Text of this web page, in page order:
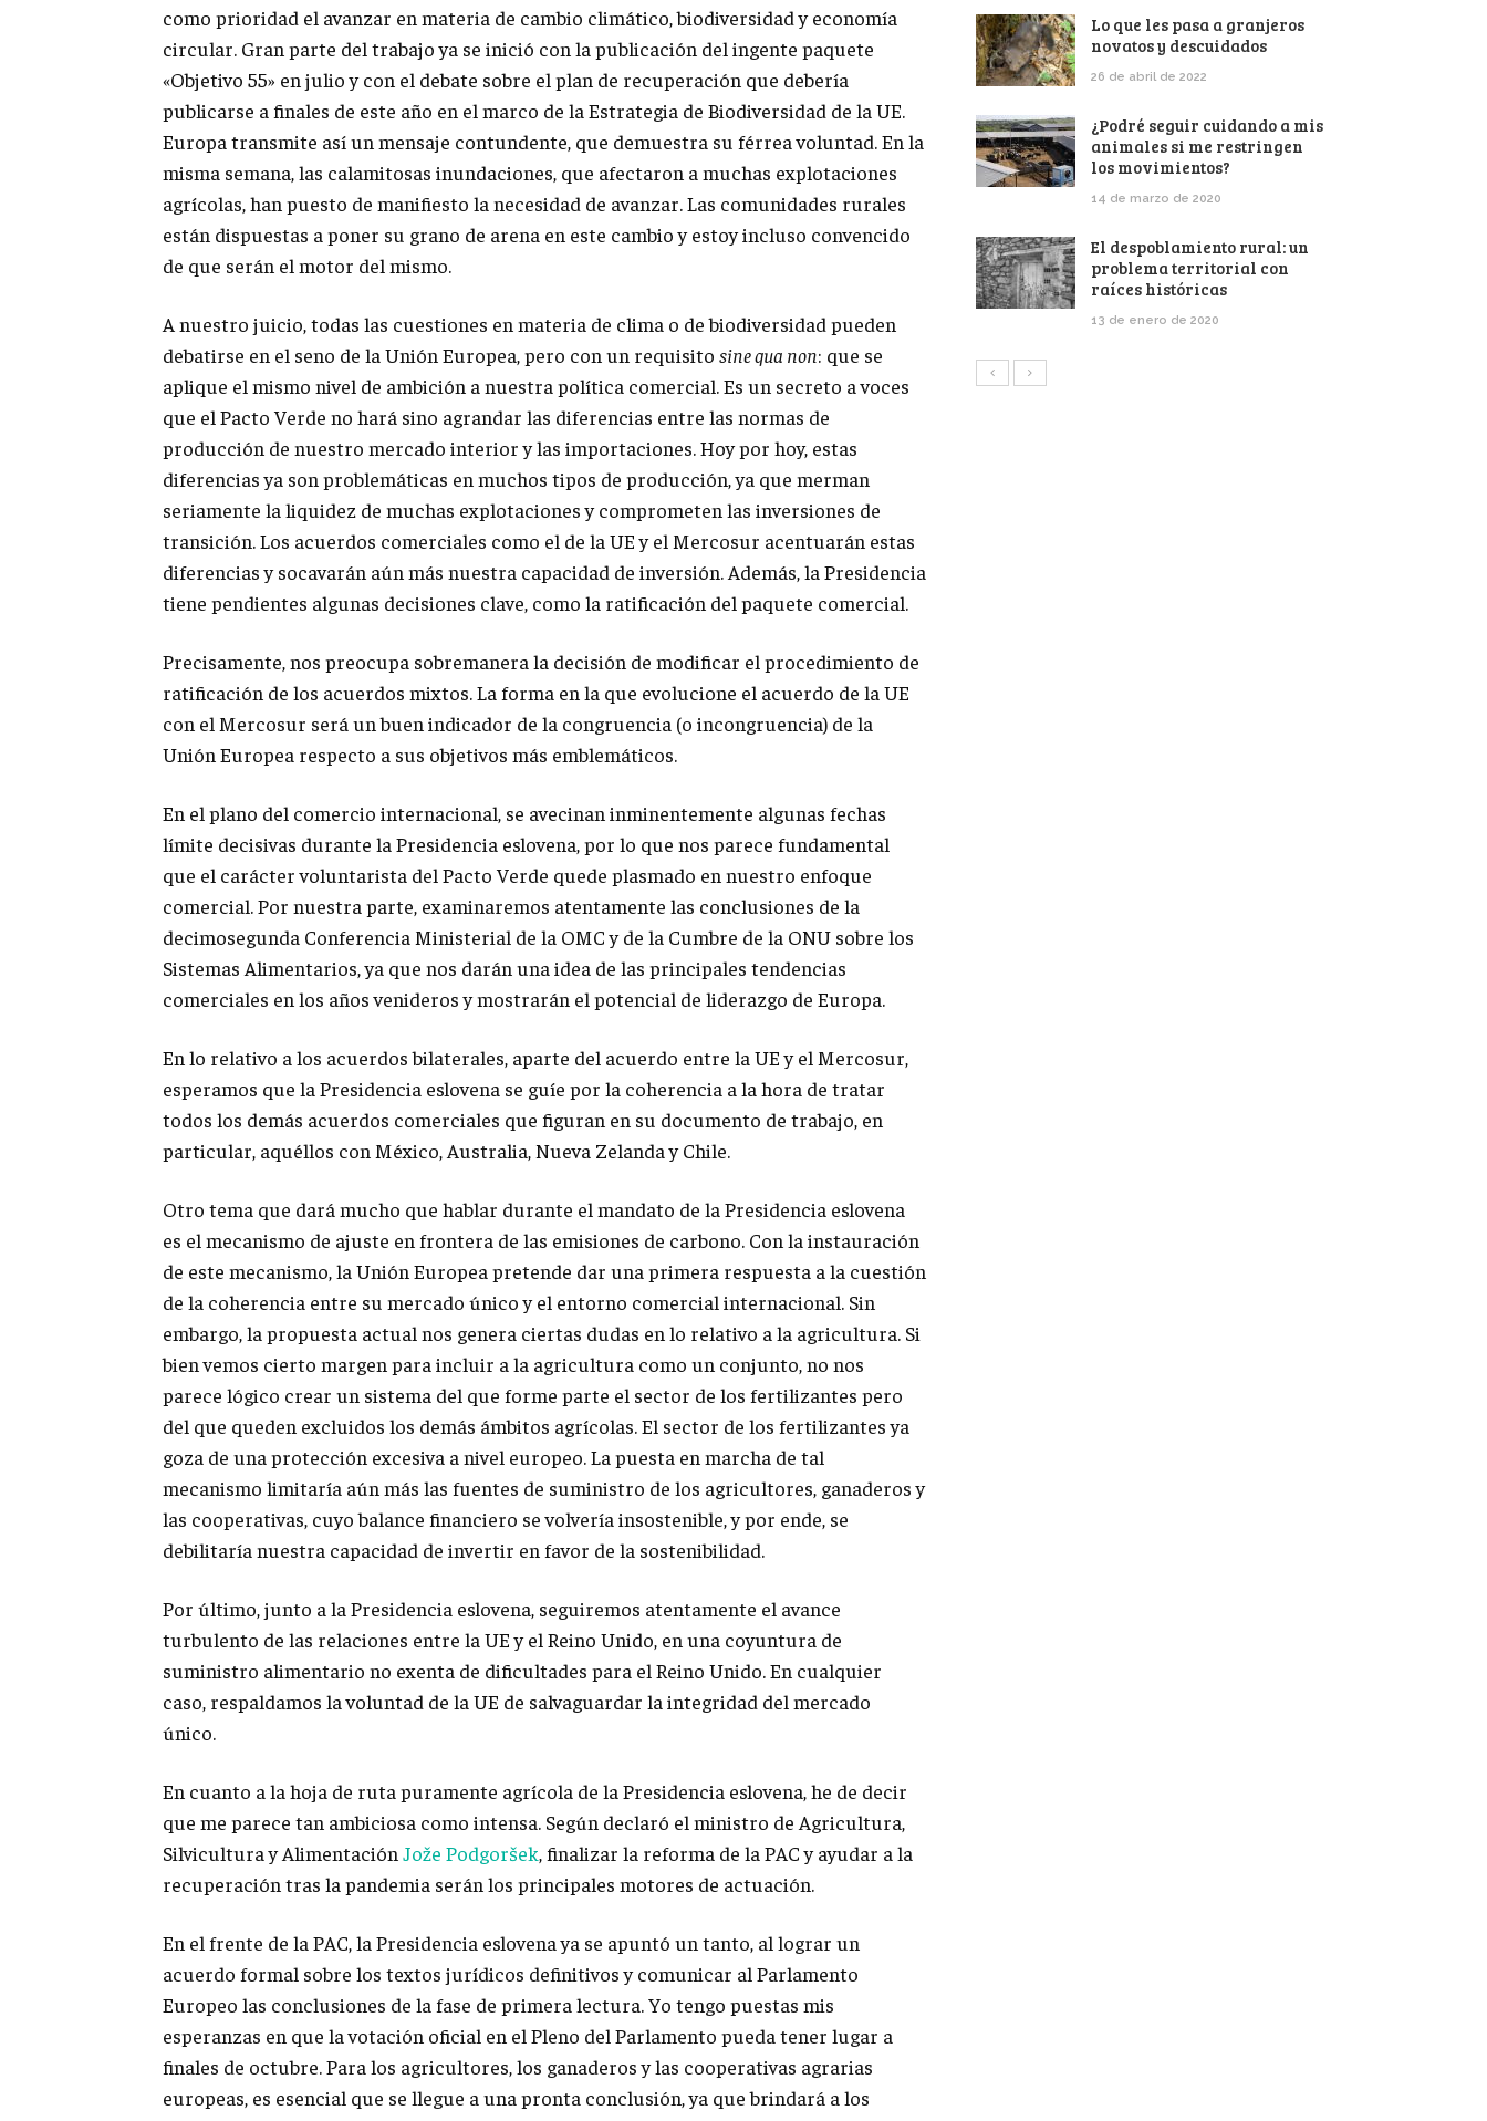
como prioridad el avanzar en materia de cambio climático, biodiversidad y economía
circular. Gran parte del trabajo ya se inició con la publicación del ingente paquete
«Objetivo 55» en julio y con el debate sobre el plan de recuperación que debería
publicarse a finales de este año en el marco de la Estrategia de Biodiversidad de la UE.
Europa transmite así un mensaje contundente, que demuestra su férrea voluntad. En la
misma semana, las calamitosas inundaciones, que afectaron a muchas explotaciones
agrícolas, han puesto de manifiesto la necesidad de avanzar. Las comunidades rurales
están dispuestas a poner su grano de arena en este cambio y estoy incluso convencido
de que serán el motor del mismo.
A nuestro juicio, todas las cuestiones en materia de clima o de biodiversidad pueden
debatirse en el seno de la Unión Europea, pero con un requisito sine qua non: que se
aplique el mismo nivel de ambición a nuestra política comercial. Es un secreto a voces
que el Pacto Verde no hará sino agrandar las diferencias entre las normas de
producción de nuestro mercado interior y las importaciones. Hoy por hoy, estas
diferencias ya son problemáticas en muchos tipos de producción, ya que merman
seriamente la liquidez de muchas explotaciones y comprometen las inversiones de
transición. Los acuerdos comerciales como el de la UE y el Mercosur acentuarán estas
diferencias y socavarán aún más nuestra capacidad de inversión. Además, la Presidencia
tiene pendientes algunas decisiones clave, como la ratificación del paquete comercial.
Precisamente, nos preocupa sobremanera la decisión de modificar el procedimiento de
ratificación de los acuerdos mixtos. La forma en la que evolucione el acuerdo de la UE
con el Mercosur será un buen indicador de la congruencia (o incongruencia) de la
Unión Europea respecto a sus objetivos más emblemáticos.
En el plano del comercio internacional, se avecinan inminentemente algunas fechas
límite decisivas durante la Presidencia eslovena, por lo que nos parece fundamental
que el carácter voluntarista del Pacto Verde quede plasmado en nuestro enfoque
comercial. Por nuestra parte, examinaremos atentamente las conclusiones de la
decimosegunda Conferencia Ministerial de la OMC y de la Cumbre de la ONU sobre los
Sistemas Alimentarios, ya que nos darán una idea de las principales tendencias
comerciales en los años venideros y mostrarán el potencial de liderazgo de Europa.
En lo relativo a los acuerdos bilaterales, aparte del acuerdo entre la UE y el Mercosur,
esperamos que la Presidencia eslovena se guíe por la coherencia a la hora de tratar
todos los demás acuerdos comerciales que figuran en su documento de trabajo, en
particular, aquéllos con México, Australia, Nueva Zelanda y Chile.
Otro tema que dará mucho que hablar durante el mandato de la Presidencia eslovena
es el mecanismo de ajuste en frontera de las emisiones de carbono. Con la instauración
de este mecanismo, la Unión Europea pretende dar una primera respuesta a la cuestión
de la coherencia entre su mercado único y el entorno comercial internacional. Sin
embargo, la propuesta actual nos genera ciertas dudas en lo relativo a la agricultura. Si
bien vemos cierto margen para incluir a la agricultura como un conjunto, no nos
parece lógico crear un sistema del que forme parte el sector de los fertilizantes pero
del que queden excluidos los demás ámbitos agrícolas. El sector de los fertilizantes ya
goza de una protección excesiva a nivel europeo. La puesta en marcha de tal
mecanismo limitaría aún más las fuentes de suministro de los agricultores, ganaderos y
las cooperativas, cuyo balance financiero se volvería insostenible, y por ende, se
debilitaría nuestra capacidad de invertir en favor de la sostenibilidad.
Por último, junto a la Presidencia eslovena, seguiremos atentamente el avance
turbulento de las relaciones entre la UE y el Reino Unido, en una coyuntura de
suministro alimentario no exenta de dificultades para el Reino Unido. En cualquier
caso, respaldamos la voluntad de la UE de salvaguardar la integridad del mercado
único.
En cuanto a la hoja de ruta puramente agrícola de la Presidencia eslovena, he de decir
que me parece tan ambiciosa como intensa. Según declaró el ministro de Agricultura,
Silvicultura y Alimentación Jože Podgoršek, finalizar la reforma de la PAC y ayudar a la
recuperación tras la pandemia serán los principales motores de actuación.
En el frente de la PAC, la Presidencia eslovena ya se apuntó un tanto, al lograr un
acuerdo formal sobre los textos jurídicos definitivos y comunicar al Parlamento
Europeo las conclusiones de la fase de primera lectura. Yo tengo puestas mis
esperanzas en que la votación oficial en el Pleno del Parlamento pueda tener lugar a
finales de octubre. Para los agricultores, los ganaderos y las cooperativas agrarias
europeas, es esencial que se llegue a una pronta conclusión, ya que brindará a los
Lo que les pasa a granjeros
novatos y descuidados
26 de abril de 2022
¿Podré seguir cuidando a mis
animales si me restringen
los movimientos?
14 de marzo de 2020
El despoblamiento rural: un
problema territorial con
raíces históricas
13 de enero de 2020